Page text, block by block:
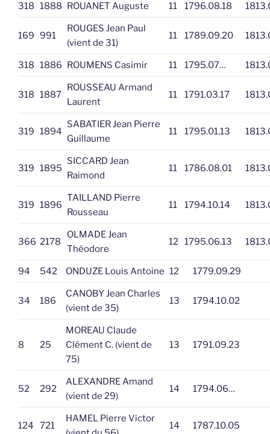
318 1888 ROUANET Auguste 11 1796.08.18
169 991
ROUGES Jean Paul
(vient de 31)
11 1789.09.20
318 1886 ROUMENS Casimir 11 1795.07…
318 1887
ROUSSEAU Armand
Laurent
11 1791.03.17
319 1894
SABATIER Jean Pierre
Guillaume
11 1795.01.13
319 1895
SICCARD Jean
Raimond
11 1786.08.01
319 1896
TAILLAND Pierre
Rousseau
11 1794.10.14
366 2178
OLMADE Jean
Théodore
12 1795.06.13
94 542 ONDUZE Louis Antoine 12 1779.09.29
34 186
CANOBY Jean Charles
(vient de 35)
13 1794.10.02
8 25
MOREAU Claude
Clément C. (vient de
75)
13 1791.09.23
52 292
ALEXANDRE Amand
(vient de 29)
14 1794.06…
124 721
HAMEL Pierre Victor
14 1787.10.05